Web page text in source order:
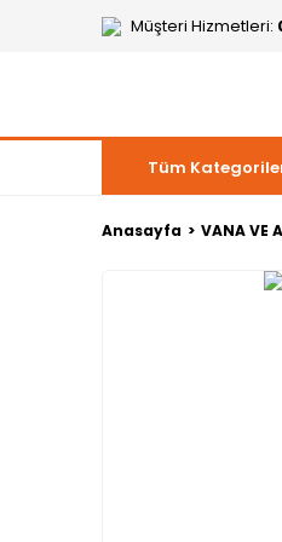
Müşteri Hizmetleri:
Tüm
Anasayfa VANA VE